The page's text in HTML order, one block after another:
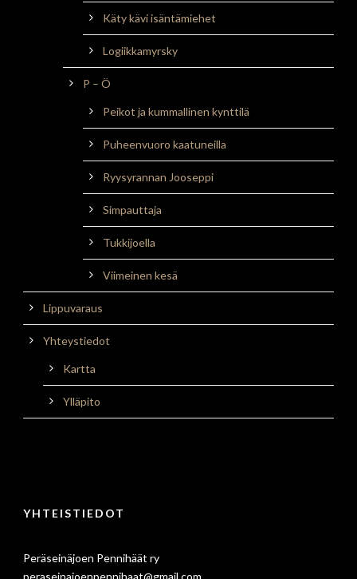
Käty kävi isäntämiehet
Logiikkamyrsky
P – Ö
Peikot ja kummallinen kynttilä
Puheenvuoro kaatuneilla
Ryysyrannan Jooseppi
Simpauttaja
Tukkijoella
Viimeinen kesä
Lippuvaraus
Yhteystiedot
Kartta
Ylläpito
YHTEISTIEDOT
Peräseinäjoen Pennihäät ry
peraseinajoenpennihaat@gmail.com